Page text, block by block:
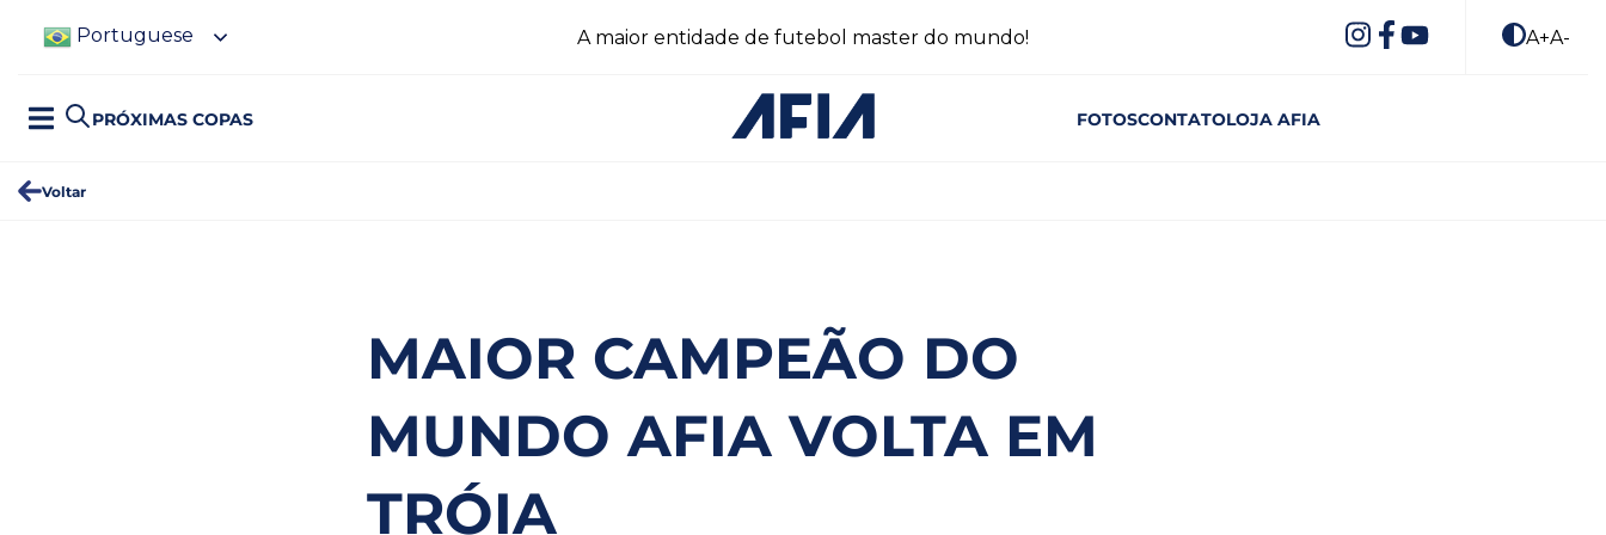
Portuguese A maior entidade de futebol master do mundo! A+A-
PRÓXIMAS COPAS FOTOSCONTATOLOJA AFIA
Voltar
MAIOR CAMPEÃO DO
MUNDO AFIA VOLTA EM
TRÓIA